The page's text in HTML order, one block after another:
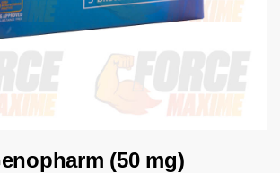
(50 mg)